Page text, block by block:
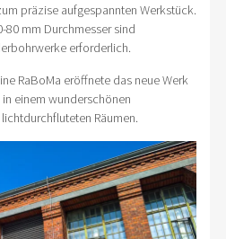
präzise aufgespannten Werkstück.
80 mm Durchmesser sind
erforderlich.
RaBoMa eröffnete das neue Werk
einem wunderschönen
Räumen.